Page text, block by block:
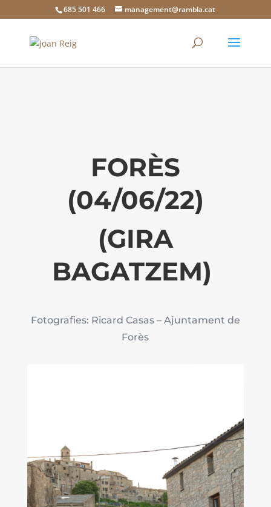
685 501 466 management@rambla.cat
FORÈS
(04/06/22)
(GIRA
BAGATZEM)
Fotografies: Ricard Casas – Ajuntament de
Forès